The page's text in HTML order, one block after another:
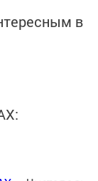
в